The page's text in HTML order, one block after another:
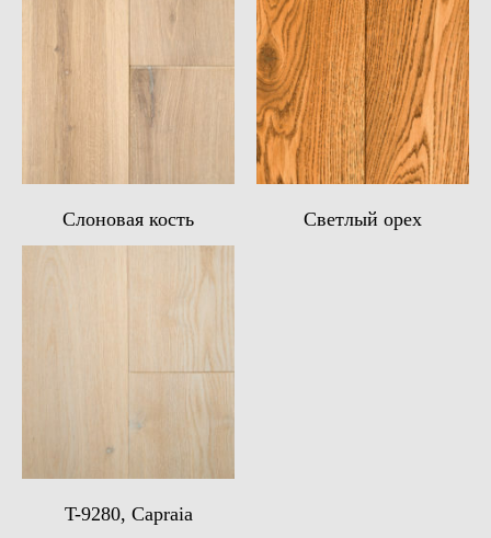
Слоновая кость Светлый орех
T-9280, Capraia